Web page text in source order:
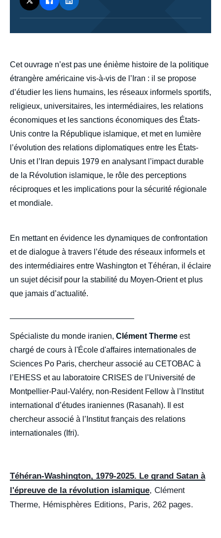
body
Cet ouvrage n’est pas une énième histoire de la politique
étrangère américaine vis-à-vis de l’Iran : il se propose
d’étudier les liens humains, les réseaux informels sportifs,
religieux, universitaires, les intermédiaires, les relations
économiques et les sanctions économiques des États-
Unis contre la République islamique, et met en lumière
l’évolution des relations diplomatiques entre les États-
Unis et l’Iran depuis 1979 en analysant l’impact durable
de la Révolution islamique, le rôle des perceptions
réciproques et les implications pour la sécurité régionale
et mondiale.
En mettant en évidence les dynamiques de confrontation
et de dialogue à travers l’étude des réseaux informels et
des intermédiaires entre Washington et Téhéran, il éclaire
un sujet décisif pour la stabilité du Moyen-Orient et plus
que jamais d’actualité.
Spécialiste du monde iranien, Clément Therme est
chargé de cours à l'École d'affaires internationales de
Sciences Po Paris, chercheur associé au CETOBAC à
l’EHESS et au laboratoire CRISES de l’Université de
Montpellier-Paul-Valéry, non-Resident Fellow à l’Institut
international d’études iraniennes (Rasanah). Il est
chercheur associé à l’Institut français des relations
internationales (Ifri).
Téhéran-Washington, 1979-2025. Le grand Satan à
l'épreuve de la révolution islamique, Clément
Therme, Hémisphères Editions, Paris, 262 pages.